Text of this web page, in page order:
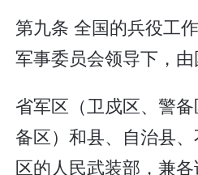
第九条 全国的兵役工
军事委员会领导下，由
省军区（卫戍区、警
备区）和县、自治县
区的人民武装部，兼